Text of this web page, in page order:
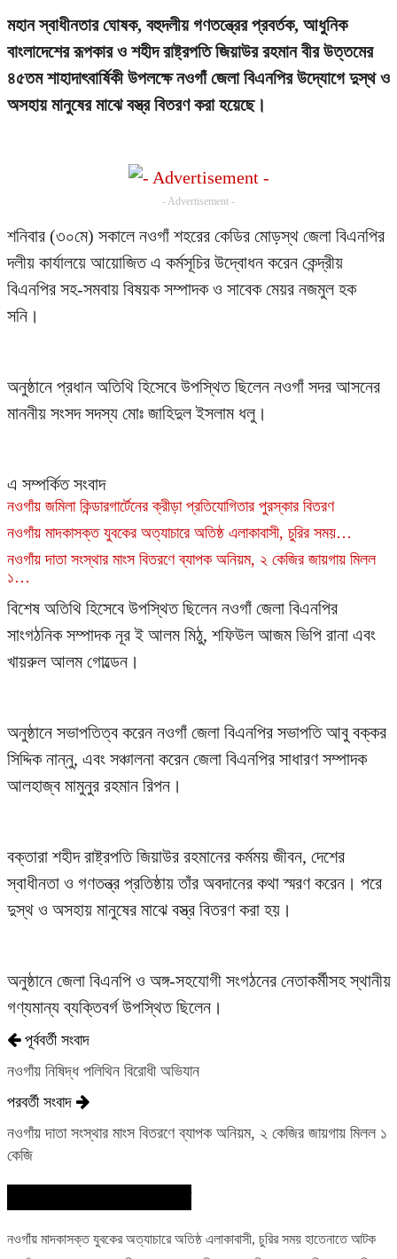
মহান স্বাধীনতার ঘোষক, বহুদলীয় গণতন্ত্রের প্রবর্তক, আধুনিক
বাংলাদেশের রূপকার ও শহীদ রাষ্ট্রপতি জিয়াউর রহমান বীর উত্তমের
৪৫তম শাহাদাৎবার্ষিকী উপলক্ষে নওগাঁ জেলা বিএনপির উদ্যোগে দুস্থ ও
অসহায় মানুষের মাঝে বস্ত্র বিতরণ করা হয়েছে।
- Advertisement -
শনিবার (৩০মে) সকালে নওগাঁ শহরের কেডির মোড়স্থ জেলা বিএনপির
দলীয় কার্যালয়ে আয়োজিত এ কর্মসূচির উদ্বোধন করেন কেন্দ্রীয়
বিএনপির সহ-সমবায় বিষয়ক সম্পাদক ও সাবেক মেয়র নজমুল হক
সনি।
অনুষ্ঠানে প্রধান অতিথি হিসেবে উপস্থিত ছিলেন নওগাঁ সদর আসনের
মাননীয় সংসদ সদস্য মোঃ জাহিদুল ইসলাম ধলু।
এ সম্পর্কিত সংবাদ
নওগাঁয় জমিলা কিন্ডারগার্টেনের ক্রীড়া প্রতিযোগিতার পুরস্কার বিতরণ
নওগাঁয় মাদকাসক্ত যুবকের অত্যাচারে অতিষ্ঠ এলাকাবাসী, চুরির সময়…
নওগাঁয় দাতা সংস্থার মাংস বিতরণে ব্যাপক অনিয়ম, ২ কেজির জায়গায় মিলল
১…
বিশেষ অতিথি হিসেবে উপস্থিত ছিলেন নওগাঁ জেলা বিএনপির
সাংগঠনিক সম্পাদক নূর ই আলম মিঠু, শফিউল আজম ভিপি রানা এবং
খায়রুল আলম গোল্ডেন।
অনুষ্ঠানে সভাপতিত্ব করেন নওগাঁ জেলা বিএনপির সভাপতি আবু বক্কর
সিদ্দিক নান্নু, এবং সঞ্চালনা করেন জেলা বিএনপির সাধারণ সম্পাদক
আলহাজ্ব মামুনুর রহমান রিপন।
বক্তারা শহীদ রাষ্ট্রপতি জিয়াউর রহমানের কর্মময় জীবন, দেশের
স্বাধীনতা ও গণতন্ত্র প্রতিষ্ঠায় তাঁর অবদানের কথা স্মরণ করেন। পরে
দুস্থ ও অসহায় মানুষের মাঝে বস্ত্র বিতরণ করা হয়।
অনুষ্ঠানে জেলা বিএনপি ও অঙ্গ-সহযোগী সংগঠনের নেতাকর্মীসহ স্থানীয়
গণ্যমান্য ব্যক্তিবর্গ উপস্থিত ছিলেন।
পূর্ববর্তী সংবাদ
নওগাঁয় নিষিদ্ধ পলিথিন বিরোধী অভিযান
পরবর্তী সংবাদ
নওগাঁয় দাতা সংস্থার মাংস বিতরণে ব্যাপক অনিয়ম, ২ কেজির জায়গায় মিলল ১
কেজি
নওগাঁয় মাদকাসক্ত যুবকের অত্যাচারে অতিষ্ঠ এলাকাবাসী, চুরির সময় হাতেনাতে আটক